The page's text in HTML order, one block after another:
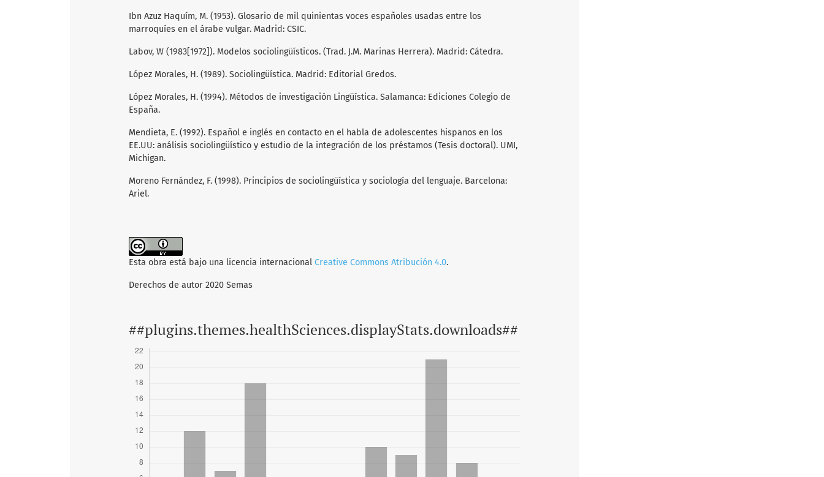
Ibn Azuz Haquím, M. (1953). Glosario de mil quinientas voces españoles usadas entre los
marroquíes en el árabe vulgar. Madrid: CSIC.
Labov, W (1983[1972]). Modelos sociolingüísticos. (Trad. J.M. Marinas Herrera). Madrid: Cátedra.
López Morales, H. (1989). Sociolingüística. Madrid: Editorial Gredos.
López Morales, H. (1994). Métodos de investigación Lingüística. Salamanca: Ediciones Colegio de
España.
Mendieta, E. (1992). Español e inglés en contacto en el habla de adolescentes hispanos en los
EE.UU: análisis sociolingüístico y estudio de la integración de los préstamos (Tesis doctoral). UMI,
Michigan.
Moreno Fernández, F. (1998). Principios de sociolingüística y sociología del lenguaje. Barcelona:
Ariel.
Esta obra está bajo una licencia internacional Creative Commons Atribución 4.0.
Derechos de autor 2020 Semas
##plugins.themes.healthSciences.displayStats.downloads##